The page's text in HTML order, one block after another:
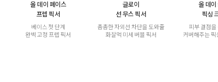
올 데이 페이스
프렙 픽서
베이스 첫 단계
완벽 고정 프렙 픽서
글로이
선 무스 픽서
촘촘한 자외선 차단을 도와줄
화잘먹 미세 버블 픽서
올 데
픽싱
피부 결점
커버해주는 픽